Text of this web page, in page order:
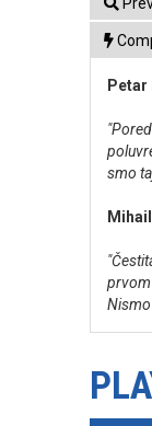
Petar
smo
prvom